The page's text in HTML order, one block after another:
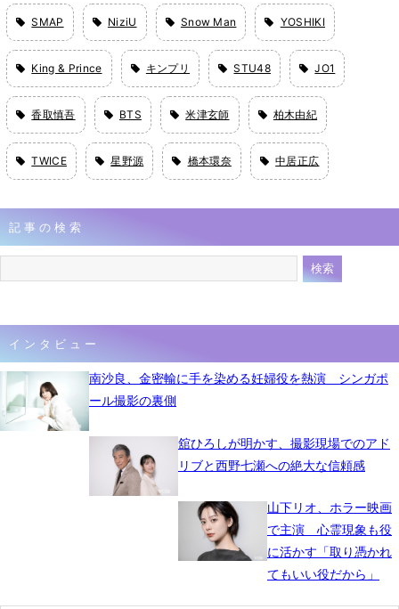
SMAP NiziU Snow Man YOSHIKI
King & Prince キンプリ STU48 JO1
香取慎吾 BTS 米津玄師 柏木由紀
TWICE 星野源 橋本環奈 中居正広
記事の検索
インタビュー
南沙良、金密輸に手を染める妊婦役を熱演 シンガポ
ール撮影の裏側
舘ひろしが明かす、撮影現場でのアド
リブと西野七瀬への絶大な信頼感
山下リオ、ホラー映画
で主演 心霊現象も役
に活かす「取り憑かれ
てもいい役だから」